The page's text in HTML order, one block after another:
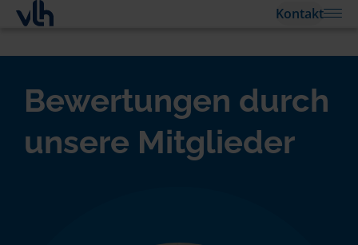
Kontakt
Bewertungen durch
unsere Mitglieder